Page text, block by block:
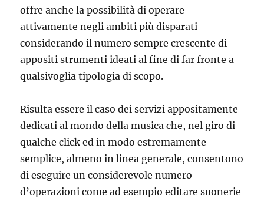
offre anche la possibilità di operare
attivamente negli ambiti più disparati
considerando il numero sempre crescente di
appositi strumenti ideati al fine di far fronte a
qualsivoglia tipologia di scopo.
Risulta essere il caso dei servizi appositamente
dedicati al mondo della musica che, nel giro di
qualche click ed in modo estremamente
semplice, almeno in linea generale, consentono
di eseguire un considerevole numero
d’operazioni come ad esempio editare suonerie